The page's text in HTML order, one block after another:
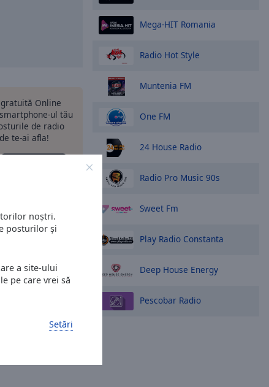
noștri.
posturilor și
a site-ului
pe care vrei să
Setări
Online
ul tău
de radio
te-ai afla!
Mega-HIT Romania
Radio Hot Style
Muntenia FM
One FM
24 House Radio
Radio Pro Music 90s
Sweet Fm
Play Radio Constanta
Deep House Energy
Pescobar Radio